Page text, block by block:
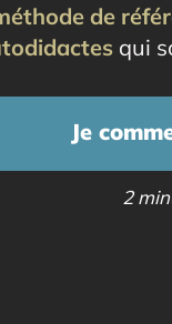
de
qui
Je
2